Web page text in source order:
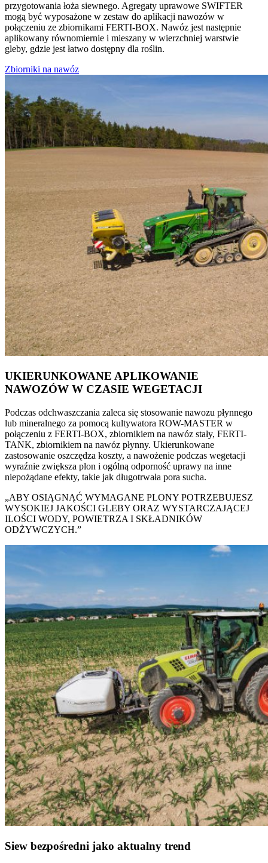
przygotowania łoża siewnego. Agregaty uprawowe SWIFTER
mogą być wyposażone w zestaw do aplikacji nawozów w
połączeniu ze zbiornikami FERTI-BOX. Nawóz jest następnie
aplikowany równomiernie i mieszany w wierzchniej warstwie
gleby, gdzie jest łatwo dostępny dla roślin.
Zbiorniki na nawóz
UKIERUNKOWANE APLIKOWANIE
NAWOZÓW W CZASIE WEGETACJI
Podczas odchwaszczania zaleca się stosowanie nawozu płynnego
lub mineralnego za pomocą kultywatora ROW-MASTER w
połączeniu z FERTI-BOX, zbiornikiem na nawóz stały, FERTI-
TANK, zbiornikiem na nawóz płynny. Ukierunkowane
zastosowanie oszczędza koszty, a nawożenie podczas wegetacji
wyraźnie zwiększa plon i ogólną odporność uprawy na inne
niepożądane efekty, takie jak długotrwała pora sucha.
„ABY OSIĄGNĄĆ WYMAGANE PLONY POTRZEBUJESZ
WYSOKIEJ JAKOŚCI GLEBY ORAZ WYSTARCZAJĄCEJ
ILOŚCI WODY, POWIETRZA I SKŁADNIKÓW
ODŻYWCZYCH.”
Siew bezpośredni jako aktualny trend